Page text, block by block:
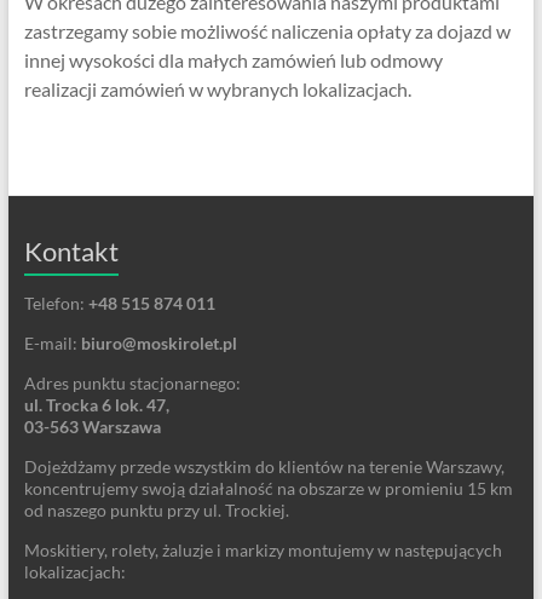
zastrzegamy sobie możliwość naliczenia opłaty za dojazd w
innej wysokości dla małych zamówień lub odmowy
realizacji zamówień w wybranych lokalizacjach.
Kontakt
Telefon: +48 515 874 011
E-mail: biuro@moskirolet.pl
Adres punktu stacjonarnego:
ul. Trocka 6 lok. 47,
03-563 Warszawa
Dojeżdżamy przede wszystkim do klientów na terenie Warszawy,
koncentrujemy swoją działalność na obszarze w promieniu 15 km
od naszego punktu przy ul. Trockiej.
Moskitiery, rolety, żaluzje i markizy montujemy w następujących
lokalizacjach: